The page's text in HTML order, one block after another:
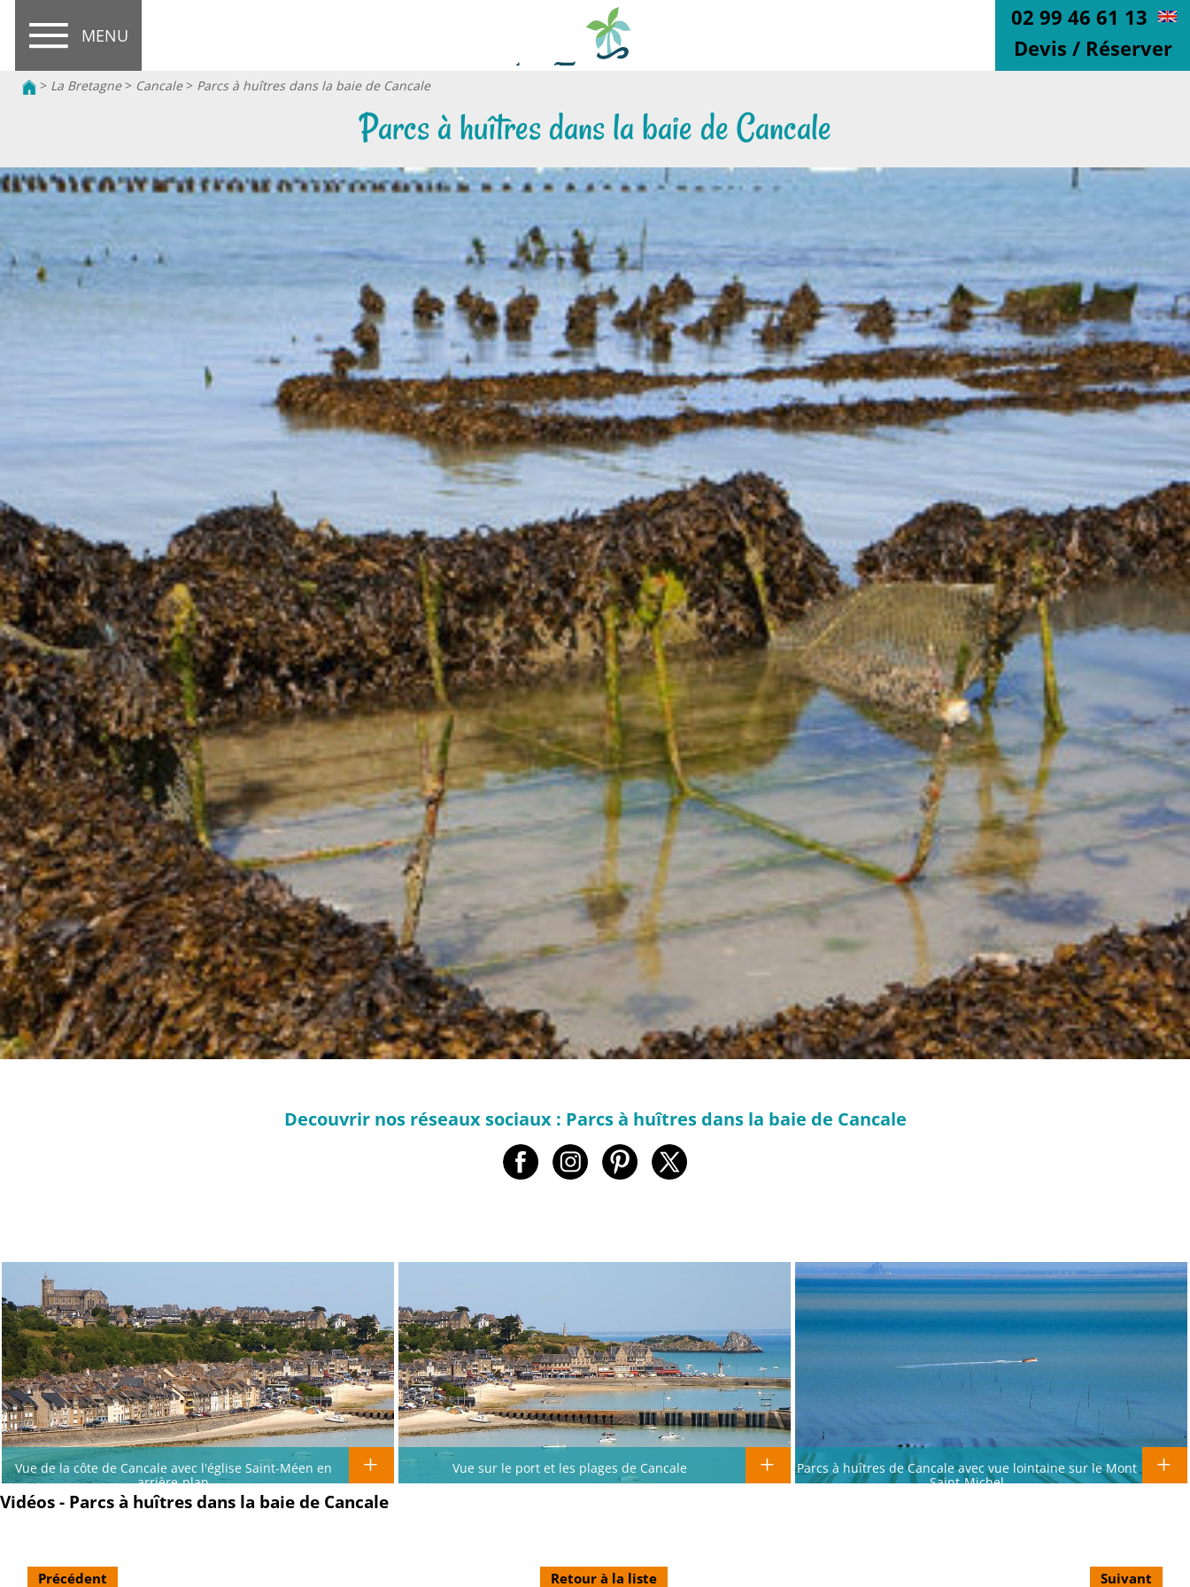
MENU
02 99 46 61 13
Devis / Réserver
> La Bretagne> Cancale> Parcs à huîtres dans la baie de Cancale
Parcs à huîtres dans la baie de Cancale
Decouvrir nos réseaux sociaux : Parcs à huîtres dans la baie de Cancale
Vue de la côte de Cancale avec l'église Saint-Méen en
arrière-plan
Vue sur le port et les plages de Cancale
Parcs à huîtres de Cancale avec vue lointaine sur le Mont
Saint-Michel
Vidéos - Parcs à huîtres dans la baie de Cancale
Précédent Retour à la liste Suivant